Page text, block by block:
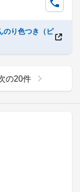
り色つき（ピ
の20件